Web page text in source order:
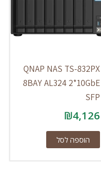
QNAP NAS TS-832PX
8BAY AL324 2*10GbE
SFP
₪4,126
הוספה לסל